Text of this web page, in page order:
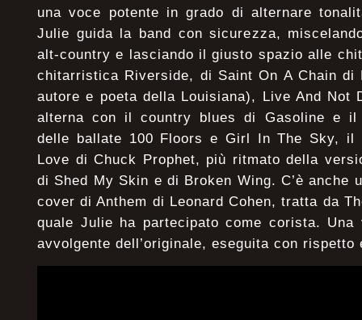
una voce potente in grado di alternare
Julie guida la band con sicurezza,
alt-country e lasciando il giusto spazio alle
chitarristica Riverside, di Saint On A Chain di
autore e poeta della Louisiana), Live And Not
alterna con il country blues di Gasoline e il
delle ballate 100 Floors e Girl In The Sky, il
Love di Chuck Prophet, più ritmato della
di Shed My Skin e di Broken Wing. C’è anche
cover di Anthem di Leonard Cohen, tratta da
quale Julie ha partecipato come corista. Una
avvolgente dell’originale, eseguita con rispetto